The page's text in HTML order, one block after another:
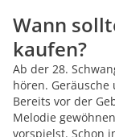
Wann
kaufen?
Ab der 28.
hören.
Bereits vor der
Melodie
vorspielst. Schon